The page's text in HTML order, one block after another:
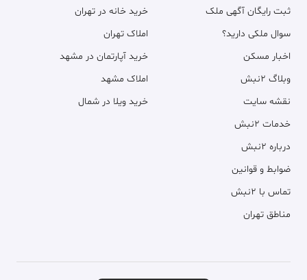
ثبت رایگان آگهی ملک
سوال ملکی دارید؟
اخبار مسکن
وبلاگ ۲نبش
نقشه سایت
خدمات ۲نبش
درباره ۲نبش
ضوابط و قوانین
تماس با ۲نبش
مناطق تهران
خرید خانه در تهران
املاک تهران
خرید آپارتمان در مشهد
املاک مشهد
خرید ویلا در شمال